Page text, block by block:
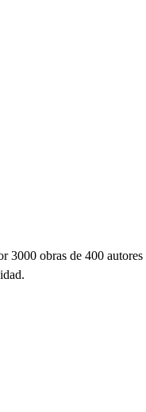
3000 obras de 400 autores